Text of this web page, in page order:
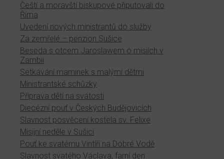
Čeští a moravští biskupové připutovali do
Říma
Uvedení nových ministrantů do služby
Za zemřelé – penzion Sušice
Beseda s otcem Jaroslawem o misiích v
Zambii
Setkávání maminek s malými dětmi
Ministrantské schůzky
Příprava dětí na svátosti
Diecézní pouť v Českých Budějovicích
Slavnost posvěcení kostela sv. Felixe
Misijní neděle v Sušici
Pouť ke svatému Vintíři na Dobré Vodě
Slavnost svatého Václava, farní den